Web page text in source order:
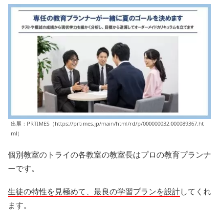
出展：PRTIMES（https://prtimes.jp/main/html/rd/p/000000032.000089367.ht
ml）
個別教室のトライの各教室の教室長はプロの教育プランナ
ーです。
生徒の特性を見極めて、最良の学習プランを設計してくれ
ます。